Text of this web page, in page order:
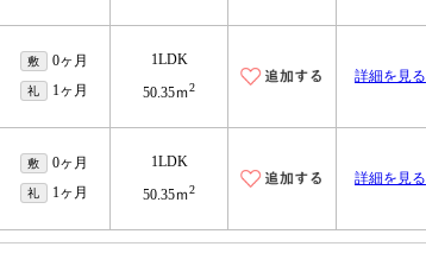
敷 0ヶ月
礼 1ヶ月
1LDK
50.35ｍ2
詳細を見る
敷 0ヶ月
礼 1ヶ月
1LDK
50.35ｍ2
詳細を見る